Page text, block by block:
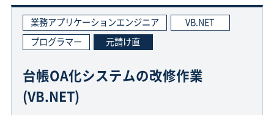
業務アプリケーションエンジニア
VB.NET
プログラマー
元請け直
台帳OA化システムの改修作業
(VB.NET)